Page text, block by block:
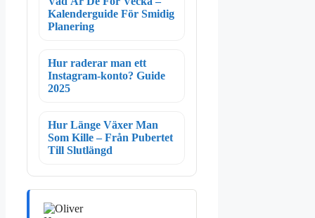
Kalenderguide För Smidig
Planering
Hur raderar man ett
Instagram-konto? Guide
2025
Hur Länge Växer Man
Som Kille – Från Pubertet
Till Slutlängd